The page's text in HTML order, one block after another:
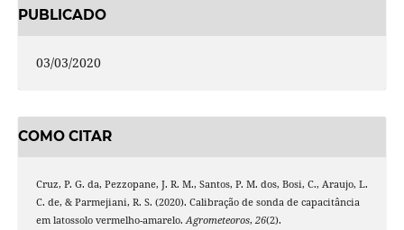
PUBLICADO
03/03/2020
COMO CITAR
Cruz, P. G. da, Pezzopane, J. R. M., Santos, P. M. dos, Bosi, C., Araujo, L.
C. de, & Parmejiani, R. S. (2020). Calibração de sonda de capacitância
em latossolo vermelho-amarelo.Agrometeoros, 26(2).